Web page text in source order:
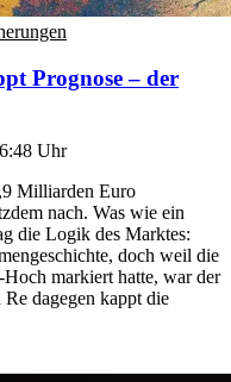
Prognose – der
Uhr
Milliarden Euro
nach. Was wie ein
die Logik des Marktes:
doch weil die
markiert hatte, war der
dagegen kappt die